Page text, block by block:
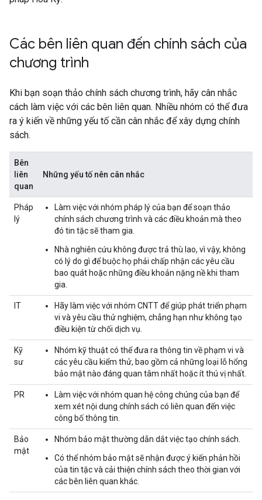
Các bên liên quan đến chính sách của
chương trình
Khi bạn soạn thảo chính sách chương trình, hãy cân nhắc
cách làm việc với các bên liên quan. Nhiều nhóm có thể đưa
ra ý kiến về những yếu tố cần cân nhắc để xây dựng chính
sách.
Bên
liên
quan
Những yếu tố nên cân nhắc
Pháp
lý
Làm việc với nhóm pháp lý của bạn để soạn thảo
chính sách chương trình và các điều khoản mà theo
đó tin tặc sẽ tham gia.
Nhà nghiên cứu không được trả thù lao, vì vậy, không
có lý do gì để buộc họ phải chấp nhận các yêu cầu
bao quát hoặc những điều khoản nặng nề khi tham
gia.
IT
Hãy làm việc với nhóm CNTT để giúp phát triển phạm
vi và yêu cầu thử nghiệm, chẳng hạn như không tạo
điều kiện từ chối dịch vụ.
Kỹ
sư
Nhóm kỹ thuật có thể đưa ra thông tin về phạm vi và
các yêu cầu kiểm thử, bao gồm cả những loại lỗ hổng
bảo mật nào đáng quan tâm nhất hoặc ít thú vị nhất.
PR
Làm việc với nhóm quan hệ công chúng của bạn để
xem xét nội dung chính sách có liên quan đến việc
công bố thông tin.
Bảo
mật
Nhóm bảo mật thường dẫn dắt việc tạo chính sách.
Có thể nhóm bảo mật sẽ nhận được ý kiến phản hồi
của tin tặc và cải thiện chính sách theo thời gian với
các bên liên quan khác.